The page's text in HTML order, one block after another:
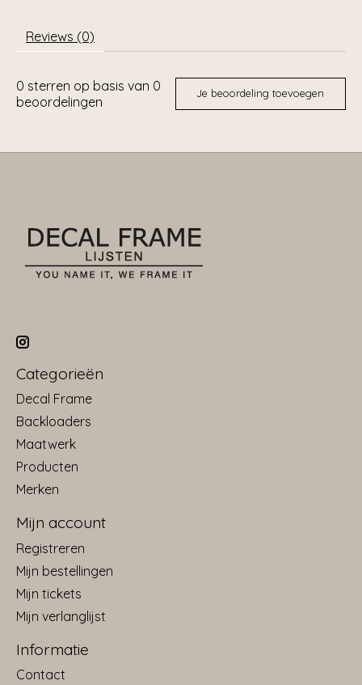
Reviews (0)
0 sterren op basis van 0
beoordelingen
Je beoordeling toevoegen
Categorieën
Decal Frame
Backloaders
Maatwerk
Producten
Merken
Mijn account
Registreren
Mijn bestellingen
Mijn tickets
Mijn verlanglijst
Informatie
Contact